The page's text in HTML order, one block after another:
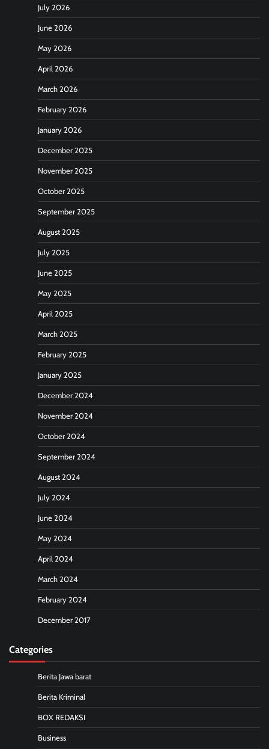
July 2026
June 2026
May 2026
April 2026
March 2026
February 2026
January 2026
December 2025
November 2025
October 2025
September 2025
August 2025
July 2025
June 2025
May 2025
April 2025
March 2025
February 2025
January 2025
December 2024
November 2024
October 2024
September 2024
August 2024
July 2024
June 2024
May 2024
April 2024
March 2024
February 2024
December 2017
Categories
Berita Jawa barat
Berita Kriminal
BOX REDAKSI
Business